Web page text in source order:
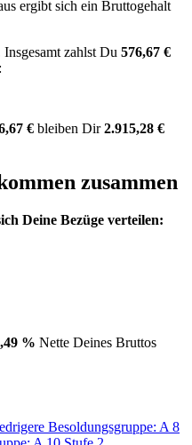
ergibt sich ein Bruttogehalt
Insgesamt zahlst Du 576,67 €
€ bleiben Dir2.915,28 €
zusammen
Deine Bezüge verteilen:
% Nette Deines Bruttos
Besoldungsgruppe: A 8